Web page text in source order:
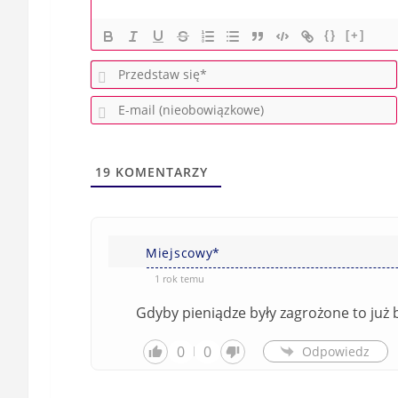
{} [+]
P
r
E
-
19 KOMENTARZY
Miejscowy*
1 rok temu
Gdyby pieniądze były zagrożone to
0
0 Odpowiedz